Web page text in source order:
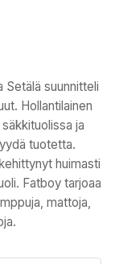
Setälä suunnitteli
Hollantilainen
ja
tuotetta.
huimasti
Fatboy tarjoaa
mattoja,